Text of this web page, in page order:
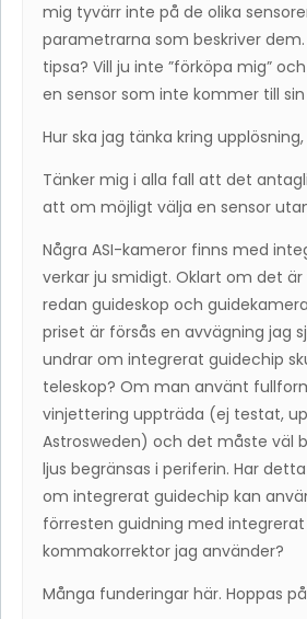
mig tyvärr inte på de olika
parametrarna som beskriver
tipsa? Vill ju inte ”förköpa mig”
en sensor som inte kommer till
Hur ska jag tänka kring
Tänker mig i alla fall att det
att om möjligt välja en sensor
Några ASI-kameror finns med
verkar ju smidigt. Oklart om det
redan guideskop och
priset är försås en avvägning jag
undrar om integrerat guidechip
teleskop? Om man använt
vinjettering uppträda (ej testat,
Astrosweden) och det måste väl
ljus begränsas i periferin. Har
om integrerat guidechip kan
förresten guidning med
kommakorrektor jag använder?
Många funderingar här. Hoppas